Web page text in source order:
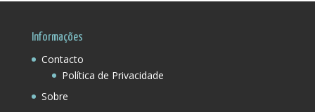
Informações
Contacto
Política de Privacidade
Sobre